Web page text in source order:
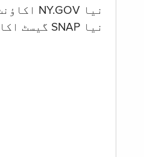
نیا NY.GOV اکاؤنٹ بنائیں
نیا SNAP گیسٹ اکاؤنٹ بنائیں